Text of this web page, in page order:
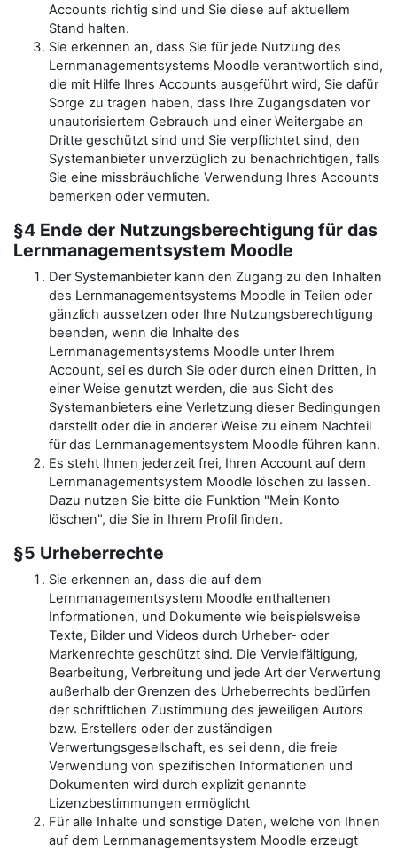
Accounts richtig sind und Sie diese auf aktuellem
Stand halten.
Sie erkennen an, dass Sie für jede Nutzung des
Lernmanagementsystems Moodle verantwortlich sind,
die mit Hilfe Ihres Accounts ausgeführt wird, Sie dafür
Sorge zu tragen haben, dass Ihre Zugangsdaten vor
unautorisiertem Gebrauch und einer Weitergabe an
Dritte geschützt sind und Sie verpflichtet sind, den
Systemanbieter unverzüglich zu benachrichtigen, falls
Sie eine missbräuchliche Verwendung Ihres Accounts
bemerken oder vermuten.
§4 Ende der Nutzungsberechtigung für das
Lernmanagementsystem Moodle
Der Systemanbieter kann den Zugang zu den Inhalten
des Lernmanagementsystems Moodle in Teilen oder
gänzlich aussetzen oder Ihre Nutzungsberechtigung
beenden, wenn die Inhalte des
Lernmanagementsystems Moodle unter Ihrem
Account, sei es durch Sie oder durch einen Dritten, in
einer Weise genutzt werden, die aus Sicht des
Systemanbieters eine Verletzung dieser Bedingungen
darstellt oder die in anderer Weise zu einem Nachteil
für das Lernmanagementsystem Moodle führen kann.
Es steht Ihnen jederzeit frei, Ihren Account auf dem
Lernmanagementsystem Moodle löschen zu lassen.
Dazu nutzen Sie bitte die Funktion "Mein Konto
löschen", die Sie in Ihrem Profil finden.
§5 Urheberrechte
Sie erkennen an, dass die auf dem
Lernmanagementsystem Moodle enthaltenen
Informationen, und Dokumente wie beispielsweise
Texte, Bilder und Videos durch Urheber- oder
Markenrechte geschützt sind. Die Vervielfältigung,
Bearbeitung, Verbreitung und jede Art der Verwertung
außerhalb der Grenzen des Urheberrechts bedürfen
der schriftlichen Zustimmung des jeweiligen Autors
bzw. Erstellers oder der zuständigen
Verwertungsgesellschaft, es sei denn, die freie
Verwendung von spezifischen Informationen und
Dokumenten wird durch explizit genannte
Lizenzbestimmungen ermöglicht
Für alle Inhalte und sonstige Daten, welche von Ihnen
auf dem Lernmanagementsystem Moodle erzeugt